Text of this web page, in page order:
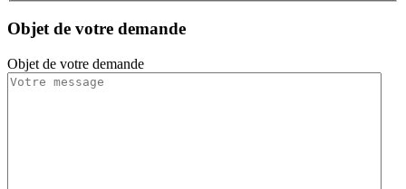
Objet de votre demande
Objet de votre demande